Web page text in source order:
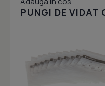
PUNGI DE VIDAT